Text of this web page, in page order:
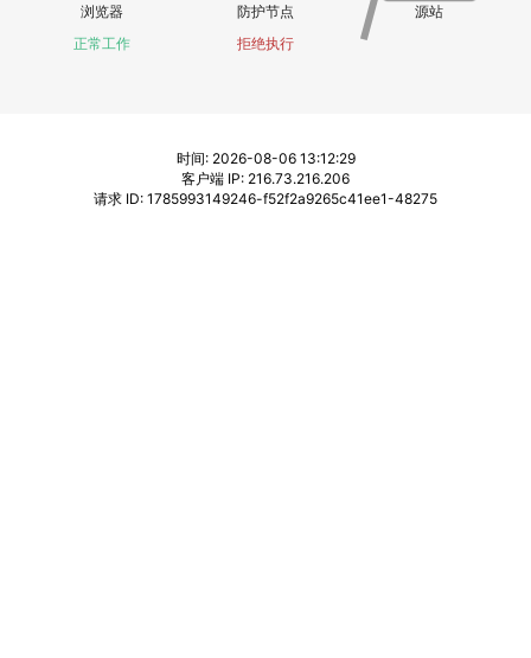
浏览器
正常工作
防护节点
拒绝执行
源站
时间: 2026-08-06 13:12:29
客户端 IP: 216.73.216.206
请求 ID: 1785993149246-f52f2a9265c41ee1-48275